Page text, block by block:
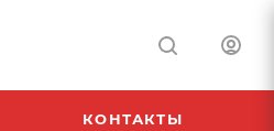
КОНТАКТЫ